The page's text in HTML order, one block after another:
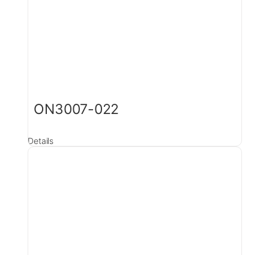
ON3007-022
Details